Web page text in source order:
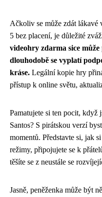
Ačkoliv se může zdát lákavé
5 bez placení, je důležité
videohry zdarma sice
dlouhodobě se vyplatí
kráse. Legální kopie hry
přístup k online světu,
Pamatujete si ten pocit,
Santos? S pirátskou verzí
momentů. Představte si, jak
režimy, připojujete se k
těšíte se z neustále se
Jasně, peněženka může být